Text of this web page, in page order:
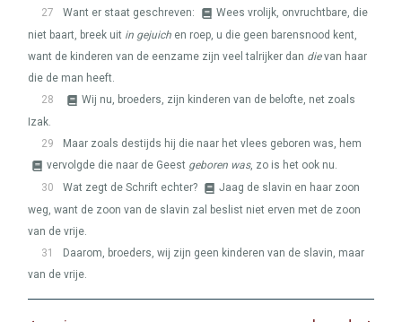
27
Want er staat geschreven:
Wees vrolijk, onvruchtbare, die
niet baart, breek uit in gejuich en roep, u die geen barensnood kent,
want de kinderen van de eenzame zijn veel talrijker dan dievan haar
die de man heeft.
28
Wij nu, broeders, zijn kinderen van de belofte, net zoals
Izak.
29
Maar zoals destijds hij die naar het vlees geboren was, hem
vervolgde die naar de Geest geboren was, zo is het ook nu.
30
Wat zegt de Schrift echter?
Jaag de slavin en haar zoon
weg, want de zoon van de slavin zal beslist niet erven met de zoon
van de vrije.
31
Daarom, broeders, wij zijn geen kinderen van de slavin, maar
van de vrije.